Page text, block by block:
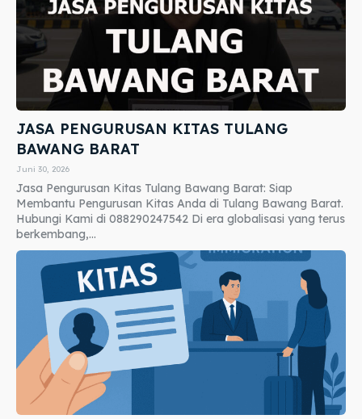
JASA PENGURUSAN KITAS TULANG
BAWANG BARAT
Juni 30, 2026
Jasa Pengurusan Kitas Tulang Bawang Barat: Siap
Membantu Pengurusan Kitas Anda di Tulang Bawang Barat.
Hubungi Kami di 088290247542 Di era globalisasi yang terus
berkembang,...